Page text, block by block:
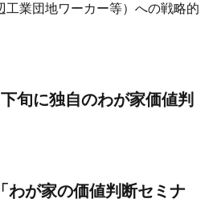
工業団地ワーカー等）への戦略的
旬に独自のわが家価値判
が家の価値判断セミナ